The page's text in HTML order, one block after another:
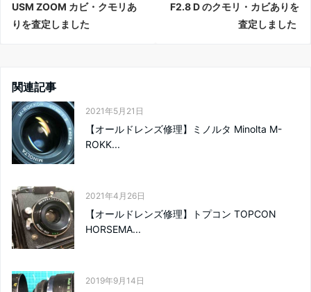
USM ZOOM カビ・クモリあ
りを査定しました
F2.8 D のクモリ・カビありを
査定しました
関連記事
2021年5月21日
【オールドレンズ修理】ミノルタ Minolta M-
ROKK...
2021年4月26日
【オールドレンズ修理】トプコン TOPCON
HORSEMA...
2019年9月14日